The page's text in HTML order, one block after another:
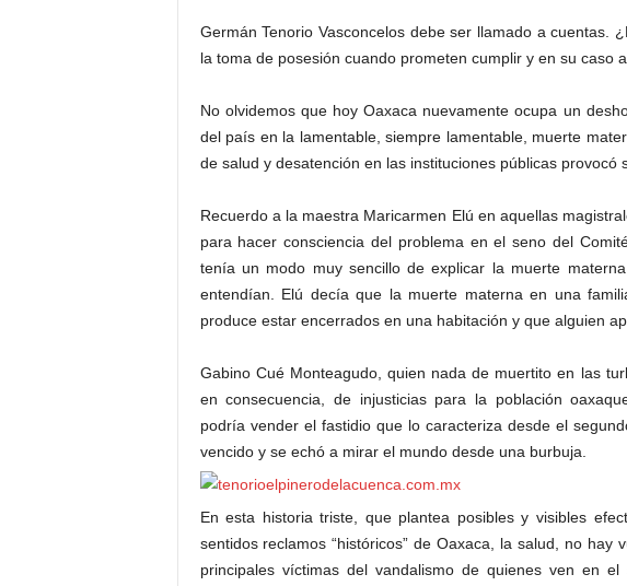
Germán Tenorio Vasconcelos debe ser llamado a cuentas.
la toma de posesión cuando prometen cumplir y en su caso
No olvidemos que hoy Oaxaca nuevamente ocupa un
del país en la lamentable, siempre lamentable, muerte
de salud y desatención en las instituciones públicas provocó
Recuerdo a la maestra Maricarmen Elú en aquellas
para hacer consciencia del problema en el seno del
tenía un modo muy sencillo de explicar la muerte
entendían. Elú decía que la muerte materna en una
produce estar encerrados en una habitación y que alguien
Gabino Cué Monteagudo, quien nada de muertito en las
en consecuencia, de injusticias para la población
podría vender el fastidio que lo caracteriza desde el
vencido y se echó a mirar el mundo desde una burbuja.
En esta historia triste, que plantea posibles y visibles
sentidos reclamos “históricos” de Oaxaca, la salud, no
principales víctimas del vandalismo de quienes ven en